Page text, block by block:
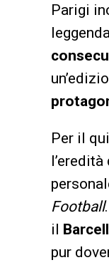
Parigi
Per il
Football
il
pur